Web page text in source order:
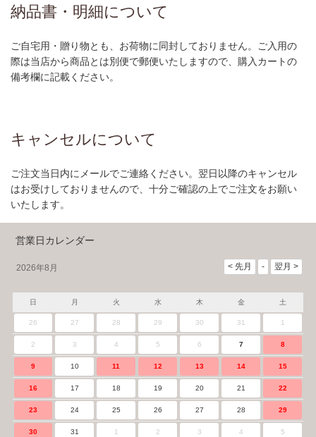
納品書・明細について
ご自宅用・贈り物とも、お荷物に同封しておりません。ご入用の
際は当店から商品とは別便で郵便いたしますので、購入カートの
備考欄に記載ください。
キャンセルについて
ご注文当日内にメールでご連絡ください。翌日以降のキャンセル
はお受けしておりませんので、十分ご確認の上でご注文をお願い
いたします。
営業日カレンダー
2026年8月
日 月 火 水 木 金 土
26 27 28 29 30 31 1
2 3 4 5 6 7 8
9 10 11 12 13 14 15
16 17 18 19 20 21 22
23 24 25 26 27 28 29
30 31 1 2 3 4 5